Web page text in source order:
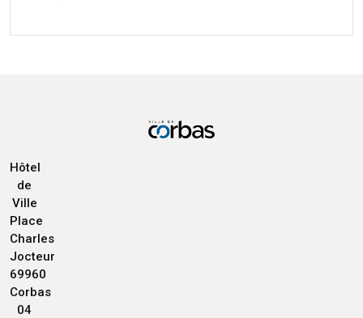
Hôtel
de
Ville
Place
Charles
Jocteur
69960
Corbas
04